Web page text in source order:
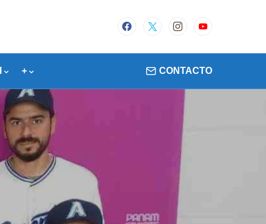
+ CONTACTO